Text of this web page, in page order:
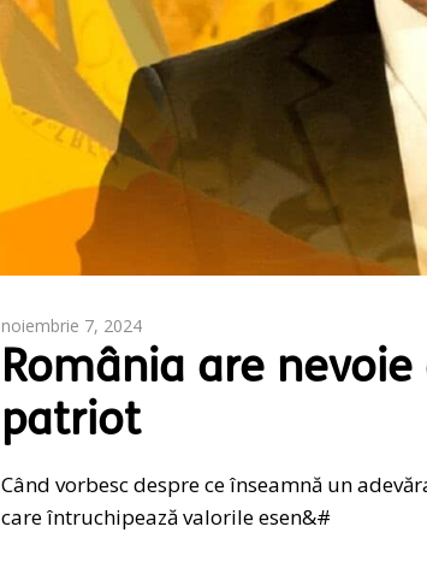
noiembrie 7, 2024
România are
patriot
Când vorbesc despre ce înseamnă un
care întruchipează valorile esen&#